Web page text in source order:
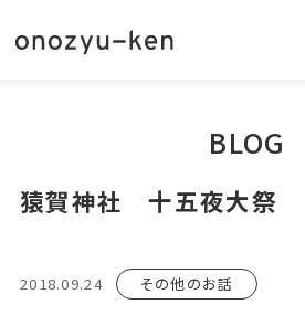
BLOG
猿賀神社 十五夜大祭
2018.09.24 その他のお話